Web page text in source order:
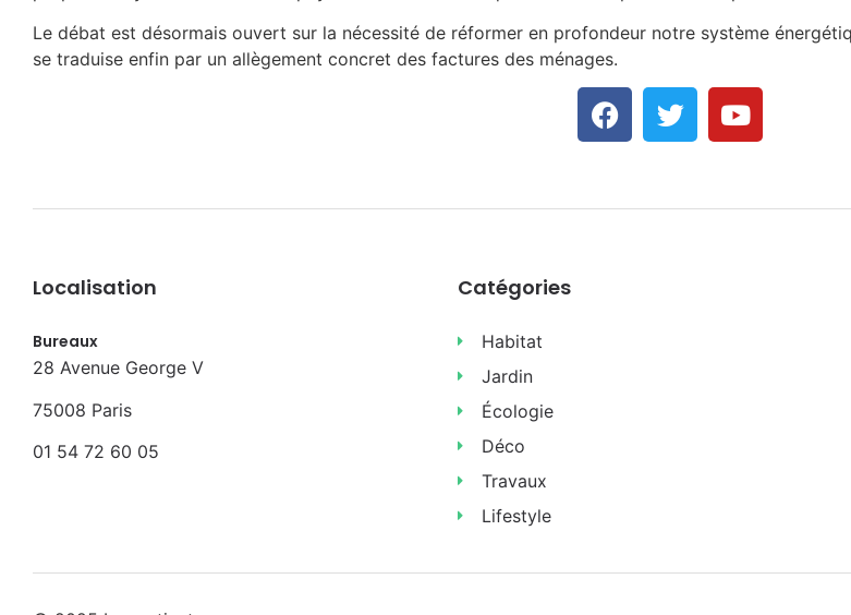
Le débat est désormais ouvert sur la nécessité de réformer en profondeur notre système
se traduise enfin par un allègement concret des factures des ménages.
Localisation
Bureaux
28 Avenue George V
75008 Paris
01 54 72 60 05
Catégories
Habitat
Jardin
Écologie
Déco
Travaux
Lifestyle